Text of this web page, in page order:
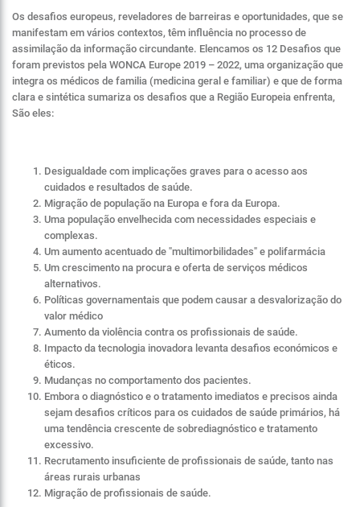
Os desafios europeus, reveladores de barreiras e oportunidades, que se
manifestam em vários contextos, têm influência no processo de
assimilação da informação circundante. Elencamos os 12 Desafios que
foram previstos pela WONCA Europe 2019 – 2022, uma organização que
integra os médicos de familia (medicina geral e familiar) e que de forma
clara e sintética sumariza os desafios que a Região Europeia enfrenta,
São eles:
Desigualdade com implicações graves para o acesso aos
cuidados e resultados de saúde.
Migração de população na Europa e fora da Europa.
Uma população envelhecida com necessidades especiais e
complexas.
Um aumento acentuado de "multimorbilidades" e polifarmácia
Um crescimento na procura e oferta de serviços médicos
alternativos.
Políticas governamentais que podem causar a desvalorização do
valor médico
Aumento da violência contra os profissionais de saúde.
Impacto da tecnologia inovadora levanta desafios económicos e
éticos.
Mudanças no comportamento dos pacientes.
Embora o diagnóstico e o tratamento imediatos e precisos ainda
sejam desafios críticos para os cuidados de saúde primários, há
uma tendência crescente de sobrediagnóstico e tratamento
excessivo.
Recrutamento insuficiente de profissionais de saúde, tanto nas
áreas rurais urbanas
Migração de profissionais de saúde.